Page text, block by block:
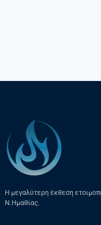
Η μεγαλύτερη έκθεση
Ν.Ημαθίας.